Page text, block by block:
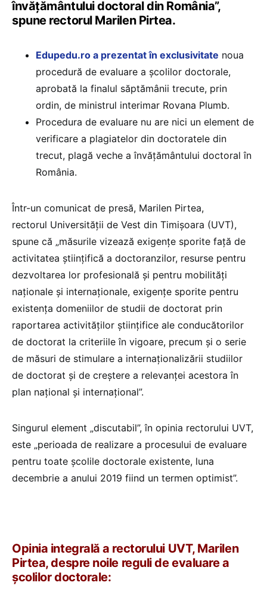
învățământului doctoral din România”,
spune rectorul Marilen Pirtea.
Edupedu.ro a prezentat în exclusivitate noua
procedură de evaluare a școlilor doctorale,
aprobată la finalul săptămânii trecute, prin
ordin, de ministrul interimar Rovana Plumb.
Procedura de evaluare nu are nici un element de
verificare a plagiatelor din doctoratele din
trecut, plagă veche a învățământului doctoral în
România.
Într-un comunicat de presă, Marilen Pirtea,
rectorul Universității de Vest din Timișoara (UVT),
spune că „măsurile vizează exigențe sporite față de
activitatea științifică a doctoranzilor, resurse pentru
dezvoltarea lor profesională și pentru mobilități
naționale și internaționale, exigențe sporite pentru
existența domeniilor de studii de doctorat prin
raportarea activităților științifice ale conducătorilor
de doctorat la criteriile în vigoare, precum și o serie
de măsuri de stimulare a internaționalizării studiilor
de doctorat și de creștere a relevanței acestora în
plan național și internațional”.
Singurul element „discutabil”, în opinia rectorului UVT,
este „perioada de realizare a procesului de evaluare
pentru toate școlile doctorale existente, luna
decembrie a anului 2019 fiind un termen optimist”.
Opinia integrală a rectorului UVT, Marilen
Pirtea, despre noile reguli de evaluare a
școlilor doctorale: